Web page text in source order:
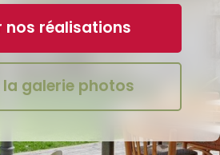
nos réalisations
galerie photos